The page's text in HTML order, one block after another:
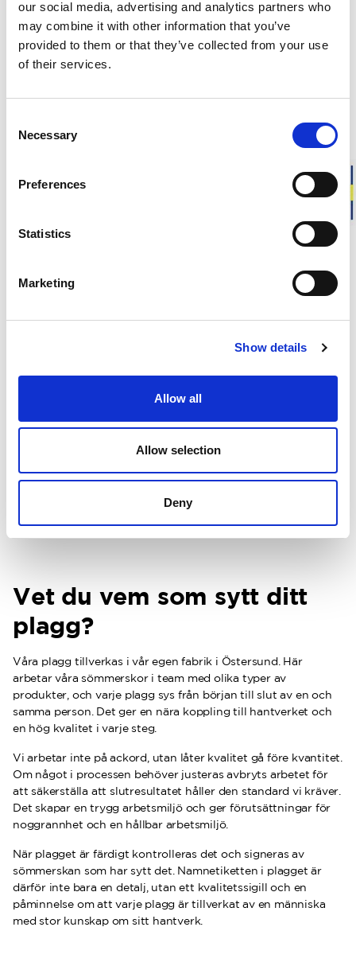
our social media, advertising and analytics partners who
may combine it with other information that you’ve
provided to them or that they’ve collected from your use
of their services.
Selection
Necessary
Preferences
Statistics
Marketing
Show details
Allow all
Allow selection
Deny
500ml
30.00 USD
Herr
Long Johns
Woolpower LITE är vårt tunnaste material. Det är ribbstickat
huden än Ullfrotté och upplevs svalare trots den höga
andelen merinoull. Konstruktionen skapar fler kontaktytor
ger mjukhet och komfort nära kroppen och synteten bidrar
följsamma, elastiska och bekväma att bära direkt mot huden.
och passar särskilt bra vid mildare temperaturer eller vid
aktiviteter med högre intensitet. Det fungerar även i lager på
lager tillsammans med Ullfrotté för att anpassa värme och
Vet du vem som sytt ditt
plagg?
Våra plagg tillverkas i vår egen fabrik i Östersund. Här
arbetar våra sömmerskor i team med olika typer av
produkter, och varje plagg sys från början till slut av en och
samma person. Det ger en nära koppling till hantverket och
en hög kvalitet i varje steg.
Vi arbetar inte på ackord, utan låter kvalitet gå före kvantitet.
Om något i processen behöver justeras avbryts arbetet för
att säkerställa att slutresultatet håller den standard vi kräver.
Det skapar en trygg arbetsmiljö och ger förutsättningar för
noggrannhet och en hållbar arbetsmiljö.
När plagget är färdigt kontrolleras det och signeras av
sömmerskan som har sytt det. Namnetiketten i plagget är
därför inte bara en detalj, utan ett kvalitetssigill och en
påminnelse om att varje plagg är tillverkat av en människa
med stor kunskap om sitt hantverk.